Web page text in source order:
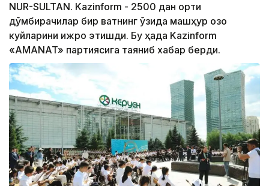
NUR-SULTAN. Kazinform - 2500 дан ортиқ
дўмбирачилар бир вақтнинг ўзида машҳур қозоқ
куйларини ижро этишди. Бу ҳақда Kazinform
«АМАNAT» партиясига таяниб хабар берди.